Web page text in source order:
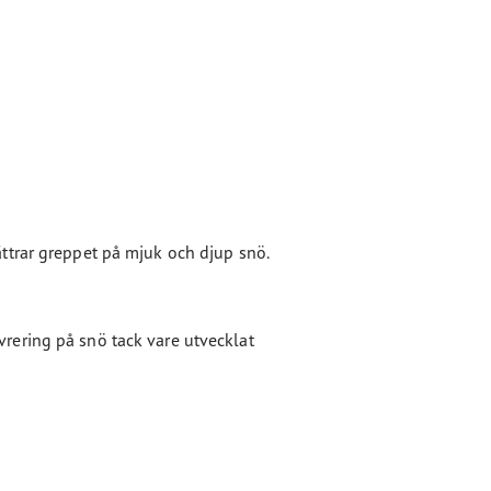
greppet på mjuk och djup snö.
på snö tack vare utvecklat